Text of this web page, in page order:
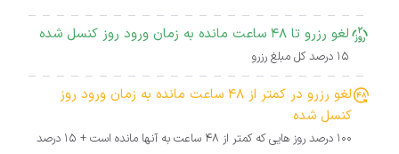
لغو رزرو تا 48 ساعت مانده به زمان ورود روز کنسل شده
15 درصد کل مبلغ رزرو
لغو رزرو در کمتر از 48 ساعت مانده به زمان ورود روز
کنسل شده
100 درصد روز هایی که کمتر از 48 ساعت به آنها مانده است + 15 درصد